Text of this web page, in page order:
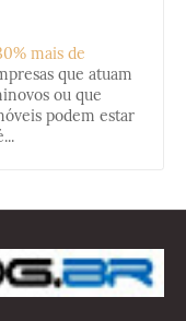
mais de
que atuam
ou que
podem estar